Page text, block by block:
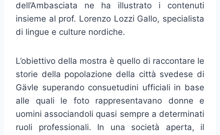
dell’Ambasciata ne ha illustrato i contenuti
insieme al prof. Lorenzo Lozzi Gallo, specialista
di lingue e culture nordiche.
L’obiettivo della mostra è quello di raccontare le
storie della popolazione della città svedese di
Gävle superando consuetudini ufficiali in base
alle quali le foto rappresentavano donne e
uomini associandoli quasi sempre a determinati
ruoli professionali. In una società aperta, il